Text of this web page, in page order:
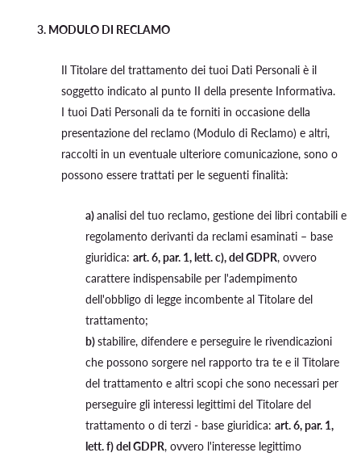
3. MODULO DI RECLAMO
Il Titolare del trattamento dei tuoi Dati Personali è il
soggetto indicato al punto II della presente Informativa.
I tuoi Dati Personali da te forniti in occasione della
presentazione del reclamo (Modulo di Reclamo) e altri,
raccolti in un eventuale ulteriore comunicazione, sono o
possono essere trattati per le seguenti finalità:
a)analisi del tuo reclamo, gestione dei libri contabili e
regolamento derivanti da reclami esaminati – base
giuridica: art. 6, par. 1, lett. c), del GDPR, ovvero
carattere indispensabile per l'adempimento
dell'obbligo di legge incombente al Titolare del
trattamento;
b)stabilire, difendere e perseguire le rivendicazioni
che possono sorgere nel rapporto tra te e il Titolare
del trattamento e altri scopi che sono necessari per
perseguire gli interessi legittimi del Titolare del
trattamento o di terzi - base giuridica: art. 6, par. 1,
lett. f) del GDPR, ovvero l'interesse legittimo